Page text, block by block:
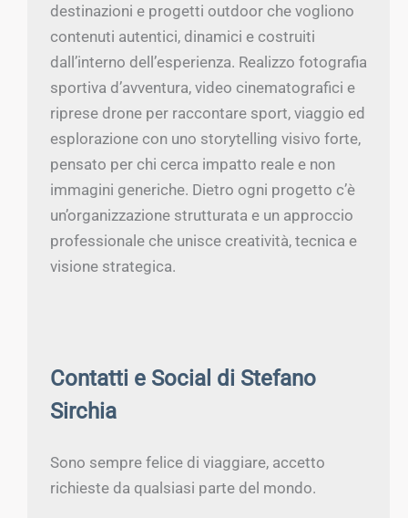
destinazioni e progetti outdoor che vogliono
contenuti autentici, dinamici e costruiti
dall’interno dell’esperienza. Realizzo fotografia
sportiva d’avventura, video cinematografici e
riprese drone per raccontare sport, viaggio ed
esplorazione con uno storytelling visivo forte,
pensato per chi cerca impatto reale e non
immagini generiche. Dietro ogni progetto c’è
un’organizzazione strutturata e un approccio
professionale che unisce creatività, tecnica e
visione strategica.
Contatti e Social di Stefano
Sirchia
Sono sempre felice di viaggiare, accetto
richieste da qualsiasi parte del mondo.